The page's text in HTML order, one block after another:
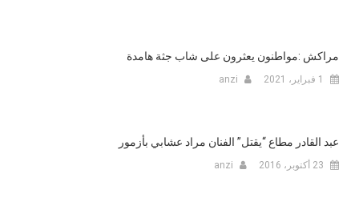
مراكش :مواطنون يعثرون على شاب جثة هامدة
1 فبراير، 2021 anzi
عبد القادر مطاع “يقتل” الفنان مراد عشابي بأزمور
23 أكتوبر، 2016 anzi